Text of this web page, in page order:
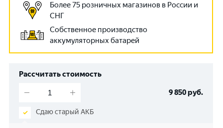
Более 75 розничных магазинов в России и
СНГ
Собственное производство
аккумуляторных батарей
Рассчитать стоимость
9 850руб.
Сдаю старый АКБ